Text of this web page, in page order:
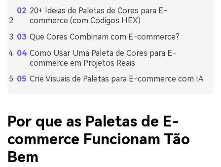
20+ Ideias de Paletas de Cores para E-
commerce (com Códigos HEX)
Que Cores Combinam com E-commerce?
Como Usar Uma Paleta de Cores para E-
commerce em Projetos Reais
Crie Visuais de Paletas para E-commerce com IA
Por que as Paletas de E-
commerce Funcionam Tão
Bem